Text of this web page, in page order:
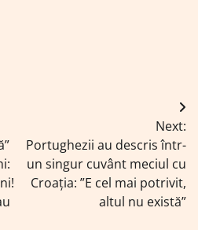
Next:
Portughezii au descris într-
un singur cuvânt meciul cu
Croația: ”E cel mai potrivit,
altul nu există”